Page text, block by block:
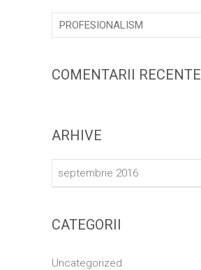
PROFESIONALISM
COMENTARII RECENTE
ARHIVE
septembrie 2016
CATEGORII
Uncategorized